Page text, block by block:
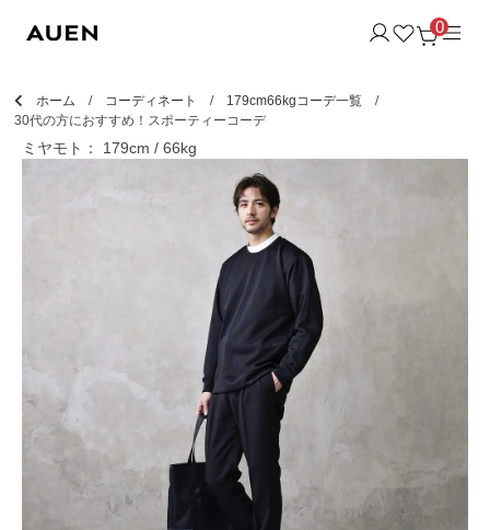
0
ホーム コーディネート
179cm66kgコーデ一覧
30代の方におすすめ！スポーティーコーデ
ミヤモト： 179cm / 66kg